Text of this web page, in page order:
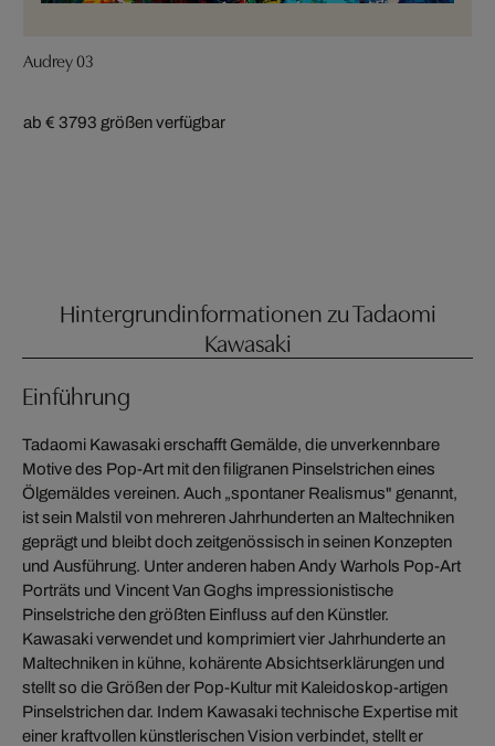
Audrey 03
ab € 3793 größen verfügbar
Hintergrundinformationen zu Tadaomi
Kawasaki
Einführung
Tadaomi Kawasaki erschafft Gemälde, die unverkennbare
Motive des Pop-Art mit den filigranen Pinselstrichen eines
Ölgemäldes vereinen. Auch „spontaner Realismus" genannt,
ist sein Malstil von mehreren Jahrhunderten an Maltechniken
geprägt und bleibt doch zeitgenössisch in seinen Konzepten
und Ausführung. Unter anderen haben Andy Warhols Pop-Art
Porträts und Vincent Van Goghs impressionistische
Pinselstriche den größten Einfluss auf den Künstler.
Kawasaki verwendet und komprimiert vier Jahrhunderte an
Maltechniken in kühne, kohärente Absichtserklärungen und
stellt so die Größen der Pop-Kultur mit Kaleidoskop-artigen
Pinselstrichen dar. Indem Kawasaki technische Expertise mit
einer kraftvollen künstlerischen Vision verbindet, stellt er